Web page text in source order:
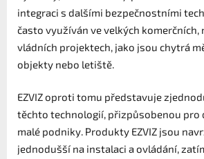
integraci s dalšími bezpečnostními
často využíván ve velkých komerčních,
vládních projektech, jako jsou chytrá
objekty nebo letiště.
EZVIZ oproti tomu představuje
těchto technologií, přizpůsobenou pro
malé podniky. Produkty EZVIZ jsou
jednodušší na instalaci a ovládání,